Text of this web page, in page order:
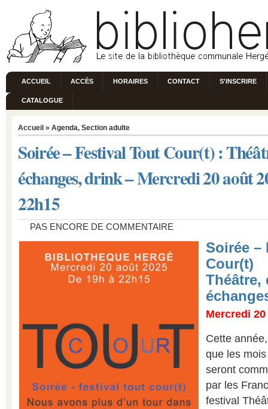
ACCUEIL ACCÈS HORAIRES CONTACT S'INSCRIRE
CATALOGUE
Accueil » Agenda, Section adulte
Soirée – Festival Tout Cour(t) :
échanges, drink – Mercredi 20 août
22h15
PAS ENCORE DE COMMENTAIRE
Soirée –
Cour(t)
Théâtre,
Mercredi
Cette
que les
seront
par les
festival